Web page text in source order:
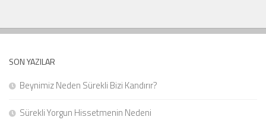
SON YAZILAR
Beynimiz Neden Sürekli Bizi Kandırır?
Sürekli Yorgun Hissetmenin Nedeni